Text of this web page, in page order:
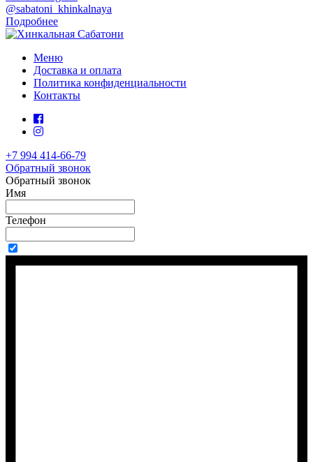
@sabatoni_khinkalnaya
Подробнее
Меню
Доставка и оплата
Политика конфиденциальности
Контакты
+7 994 414-66-79
Обратный звонок
Обратный звонок
Имя
Телефон